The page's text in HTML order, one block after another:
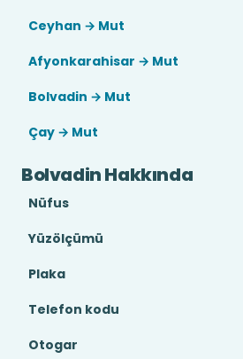
Ceyhan → Mut
Afyonkarahisar → Mut
Bolvadin → Mut
Çay → Mut
Bolvadin Hakkında
Nüfus
Yüzölçümü
Plaka
Telefon kodu
Otogar